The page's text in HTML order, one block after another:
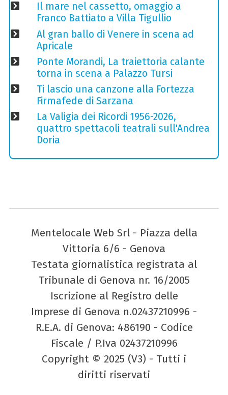
Il mare nel cassetto, omaggio a
Franco Battiato a Villa Tigullio
Al gran ballo di Venere in scena ad
Apricale
Ponte Morandi, La traiettoria calante
torna in scena a Palazzo Tursi
Ti lascio una canzone alla Fortezza
Firmafede di Sarzana
La Valigia dei Ricordi 1956-2026,
quattro spettacoli teatrali sull'Andrea
Doria
Mentelocale Web Srl - Piazza della
Vittoria 6/6 - Genova
Testata giornalistica registrata al
Tribunale di Genova nr. 16/2005
Iscrizione al Registro delle
Imprese di Genova n.02437210996 -
R.E.A. di Genova: 486190 - Codice
Fiscale / P.Iva 02437210996
Copyright © 2025 (V3) - Tutti i
diritti riservati